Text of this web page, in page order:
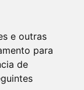
e outras
para
de